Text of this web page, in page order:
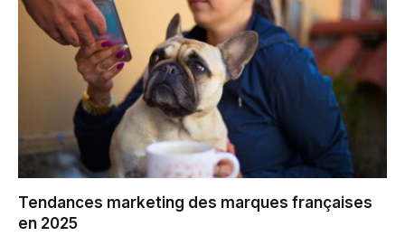
Tendances marketing des marques françaises
en 2025